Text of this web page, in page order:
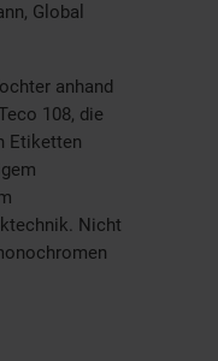
Global
anhand
108, die
Etiketten
Nicht